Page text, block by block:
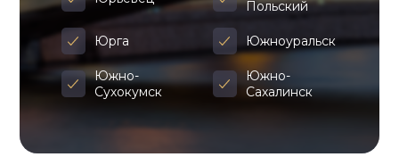
Польский
Юрга Южноуральск
Южно-
Сухокумск
Южно-
Сахалинск